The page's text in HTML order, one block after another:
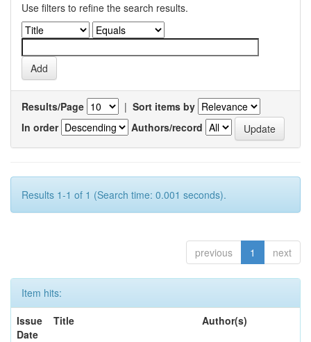
Use filters to refine the search results.
Results/Page | Sort items by
In order
Authors/record
Results 1-1 of 1 (Search time: 0.001 seconds).
previous 1 next
Item hits:
Issue
Date
Title Author(s)